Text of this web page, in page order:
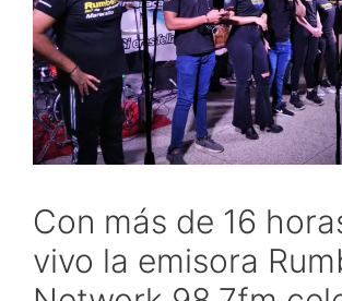
Con más de 16
vivo la emisora